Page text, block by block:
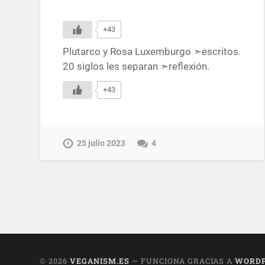
+43
Plutarco y Rosa Luxemburgo ➣escritos.
20 siglos les separan ➣reflexión.
+43
25 julio 2023 4
© 2026VEGANISM.ES — FUNCIONA GRACIAS A